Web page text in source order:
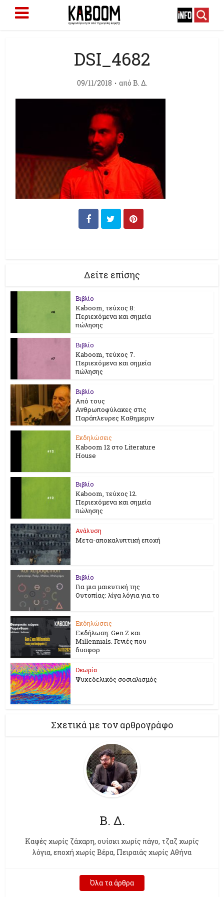
DSI_4682
09/11/2018 από Β. Δ.
Δείτε επίσης
Βιβλίο
Kaboom, τεύχος 8:
Περιεχόμενα και σημεία
πώλησης
Βιβλίο
Kaboom, τεύχος 7.
Περιεχόμενα και σημεία
πώλησης
Βιβλίο
Από τους
Ανθρωποφύλακες στις
Παράπλευρες Καθημεριν
Εκδηλώσεις
Kaboom 12 στο Literature
House
Βιβλίο
Kaboom, τεύχος 12.
Περιεχόμενα και σημεία
πώλησης
Ανάλυση
Μετα-αποκαλυπτική εποχή
Βιβλίο
Για μια μαιευτική της
Ουτοπίας: λίγα λόγια για το
Εκδηλώσεις
Εκδήλωση: Gen Z και
Millennials. Γενιές που
δυσφορ
Θεωρία
Ψυχεδελικός σοσιαλισμός
Σχετικά με τον αρθρογράφο
Β. Δ.
Kαφές χωρίς ζάχαρη, ουίσκι χωρίς πάγο, τζαζ χωρίς
λόγια, εποχή χωρίς Βέρα, Πειραιάς χωρίς Αθήνα
Όλα τα άρθρα